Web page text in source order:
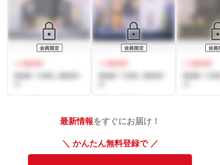
最新情報をすぐにお届け！
＼ かんたん無料登録で ／